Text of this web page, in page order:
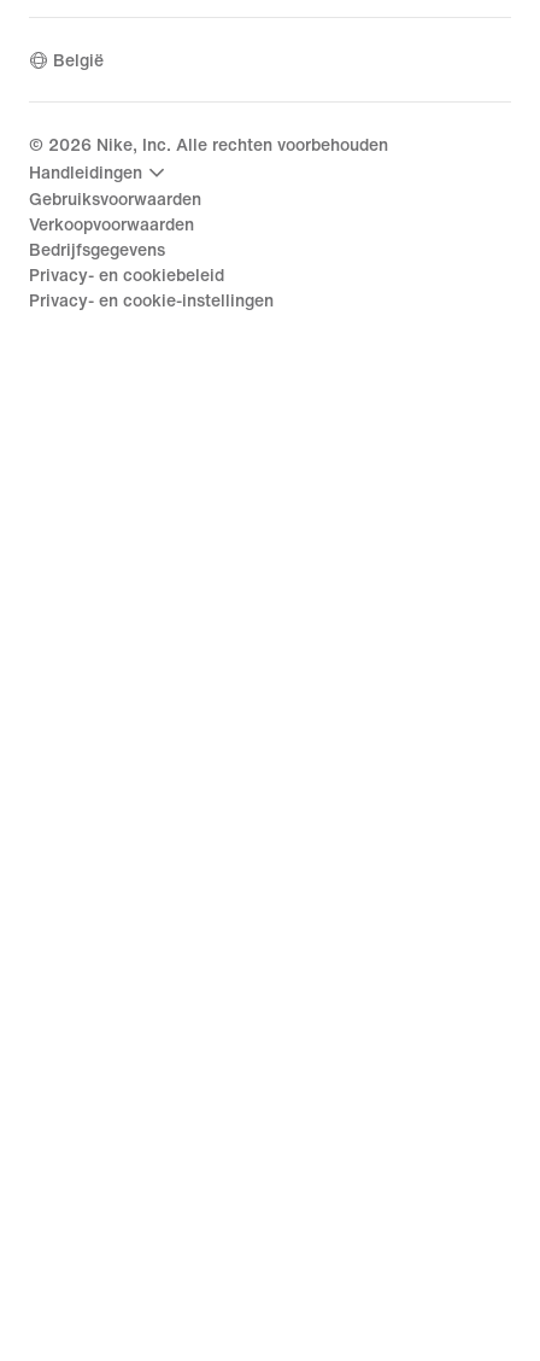
België
© 2026 Nike, Inc. Alle rechten voorbehouden
Handleidingen
Gebruiksvoorwaarden
Verkoopvoorwaarden
Bedrijfsgegevens
Privacy- en cookiebeleid
Privacy- en cookie-instellingen